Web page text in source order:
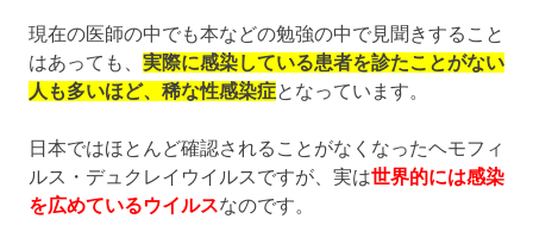
現在の医師の中でも本などの勉強の中で見聞きすること
はあっても、 実際に感染している患者を診たことがない
人も多いほど、稀な性感染症となっています。
日本ではほとんど確認されることがなくなったヘモフィ
ルス・デュクレイウイルスですが、実は世界的には感染
を広めているウイルスなのです。